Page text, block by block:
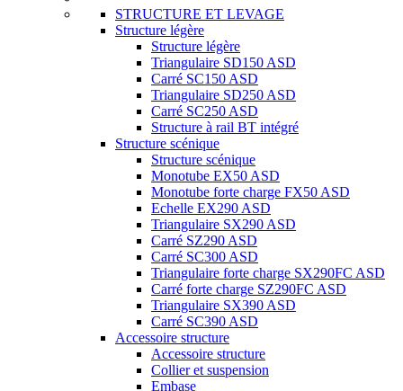
STRUCTURE ET LEVAGE
Structure légère
Structure légère
Triangulaire SD150 ASD
Carré SC150 ASD
Triangulaire SD250 ASD
Carré SC250 ASD
Structure à rail BT intégré
Structure scénique
Structure scénique
Monotube EX50 ASD
Monotube forte charge FX50 ASD
Echelle EX290 ASD
Triangulaire SX290 ASD
Carré SZ290 ASD
Carré SC300 ASD
Triangulaire forte charge SX290FC ASD
Carré forte charge SZ290FC ASD
Triangulaire SX390 ASD
Carré SC390 ASD
Accessoire structure
Accessoire structure
Collier et suspension
Embase